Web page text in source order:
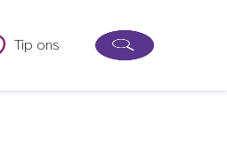
Tip ons